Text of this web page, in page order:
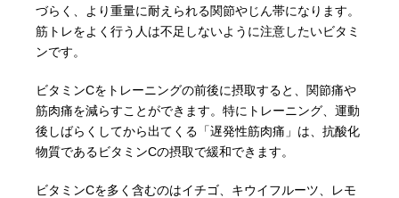
づらく、より重量に耐えられる関節やじん帯になります。
筋トレをよく行う人は不足しないように注意したいビタミ
ンです。
ビタミンCをトレーニングの前後に摂取すると、関節痛や
筋肉痛を減らすことができます。特にトレーニング、運動
後しばらくしてから出てくる「遅発性筋肉痛」は、抗酸化
物質であるビタミンCの摂取で緩和できます。
ビタミンCを多く含むのはイチゴ、キウイフルーツ、レモ